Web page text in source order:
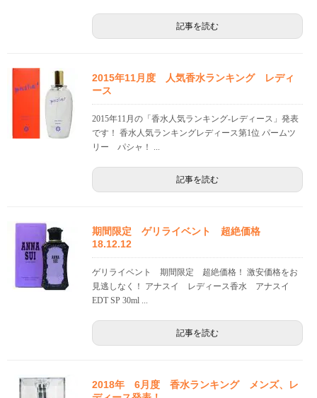
記事を読む
2015年11月度 人気香水ランキング レディ
ース
2015年11月の「香水人気ランキング-レディース」発表
です！ 香水人気ランキングレディース第1位 パームツ
リー パシャ！ ...
記事を読む
期間限定 ゲリライベント 超絶価格
18.12.12
ゲリライベント 期間限定 超絶価格！ 激安価格をお
見逃しなく！ アナスイ レディース香水 アナスイ
EDT SP 30ml ...
記事を読む
2018年 6月度 香水ランキング メンズ、レ